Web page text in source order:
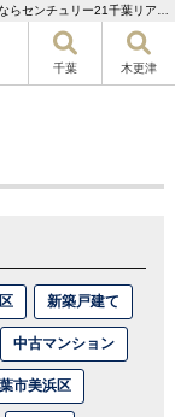
千葉 木更津
新築戸建て
中古マンション
市美浜区